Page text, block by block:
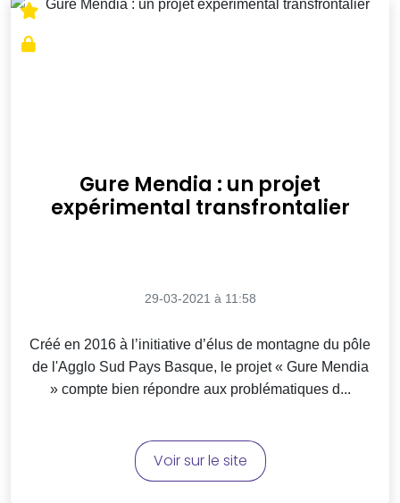
Gure Mendia : un projet
expérimental transfrontalier
29-03-2021 à 11:58
Créé en 2016 à l’initiative d’élus de montagne du pôle
de l'Agglo Sud Pays Basque, le projet « Gure Mendia
» compte bien répondre aux problématiques d...
Voir sur le site